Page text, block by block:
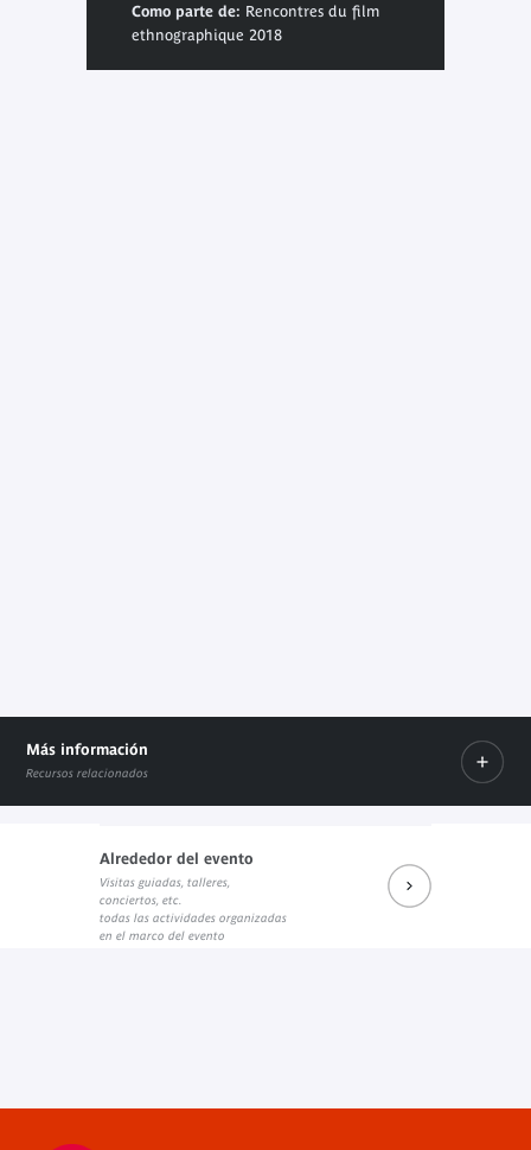
Como parte de: Rencontres du film
ethnographique 2018
Más información
Recursos relacionados
Dépliant du 37e Festival International Jean Rouch
Documento PDF
Alrededor del evento
Visitas guiadas, talleres,
conciertos, etc.
todas las actividades organizadas
en el marco del evento